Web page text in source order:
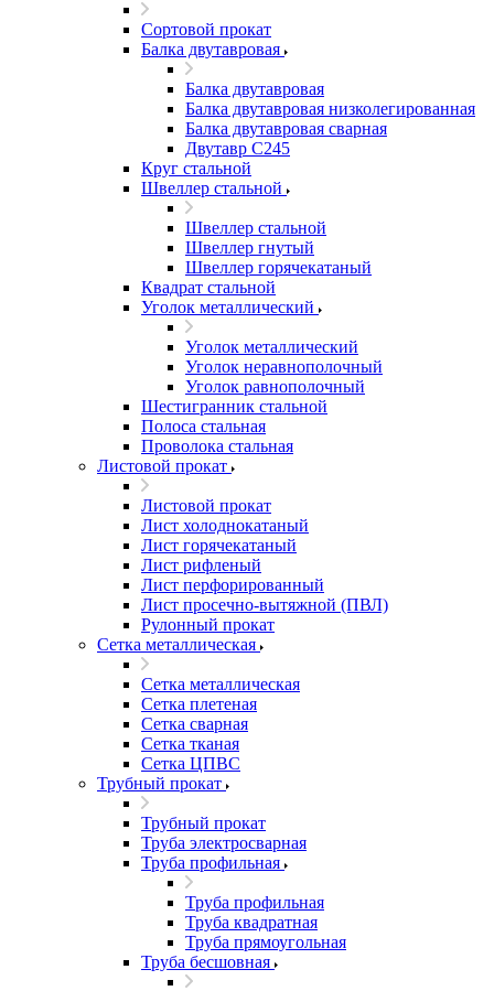
Сортовой прокат
Балка двутавровая
Балка двутавровая
Балка двутавровая низколегированная
Балка двутавровая сварная
Двутавр С245
Круг стальной
Швеллер стальной
Швеллер стальной
Швеллер гнутый
Швеллер горячекатаный
Квадрат стальной
Уголок металлический
Уголок металлический
Уголок неравнополочный
Уголок равнополочный
Шестигранник стальной
Полоса стальная
Проволока стальная
Листовой прокат
Листовой прокат
Лист холоднокатаный
Лист горячекатаный
Лист рифленый
Лист перфорированный
Лист просечно-вытяжной (ПВЛ)
Рулонный прокат
Сетка металлическая
Сетка металлическая
Сетка плетеная
Сетка сварная
Сетка тканая
Сетка ЦПВС
Трубный прокат
Трубный прокат
Труба электросварная
Труба профильная
Труба профильная
Труба квадратная
Труба прямоугольная
Труба бесшовная